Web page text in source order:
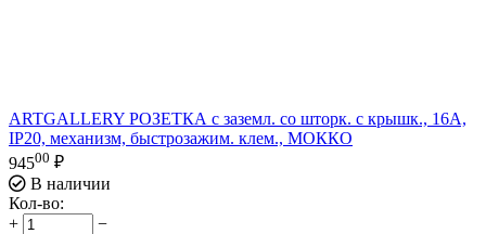
ARTGALLERY РОЗЕТКА с заземл. со шторк. с крышк., 16А,
IP20, механизм, быстрозажим. клем., МОККО
94500 ₽
В наличии
Кол-во:
+
−